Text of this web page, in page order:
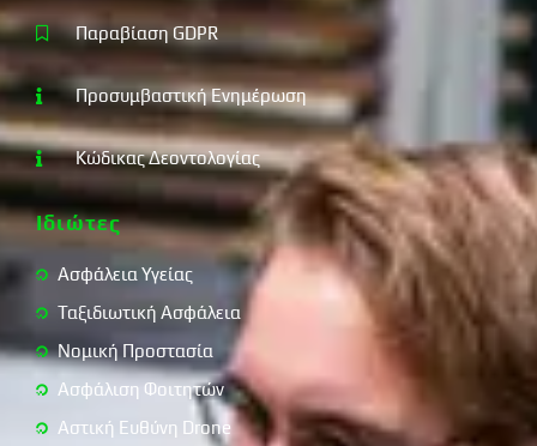
Παραβίαση GDPR
Προσυμβαστική Ενημέρωση
Κώδικας Δεοντολογίας
Ιδιώτες
Ασφάλεια Υγείας
Ταξιδιωτική Ασφάλεια
Νομική Προστασία
Ασφάλιση Φοιτητών
Αστική Ευθύνη Drone